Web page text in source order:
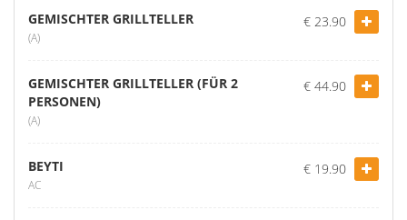
GEMISCHTER GRILLTELLER
(A)
€ 23.90
GEMISCHTER GRILLTELLER (FÜR 2
PERSONEN)
(A)
€ 44.90
BEYTI
AC
€ 19.90